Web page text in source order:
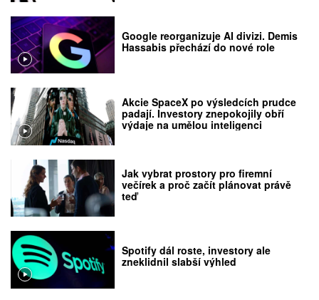
Google reorganizuje AI divizi. Demis
Hassabis přechází do nové role
Akcie SpaceX po výsledcích prudce
padají. Investory znepokojily obří
výdaje na umělou inteligenci
Jak vybrat prostory pro firemní
večírek a proč začít plánovat právě
teď
Spotify dál roste, investory ale
zneklidnil slabší výhled